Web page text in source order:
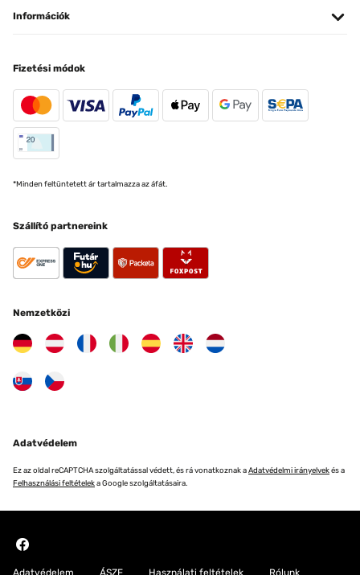
Információk
Fizetési módok
*Minden feltüntetett ár tartalmazza az áfát.
Szállító partnereink
Nemzetközi
Adatvédelem
Ez az oldal reCAPTCHA szolgáltatással védett, és rá vonatkoznak aAdatvédelmi irányelvekés a
Felhasználási feltételeka Google szolgáltatásaira.
Adatvédelem ÁSZF Használati feltételek Rólunk